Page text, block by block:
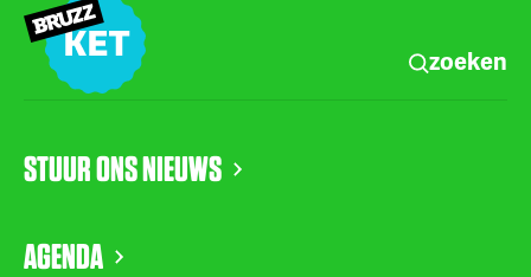
zoeken
STUUR ONS NIEUWS
AGENDA